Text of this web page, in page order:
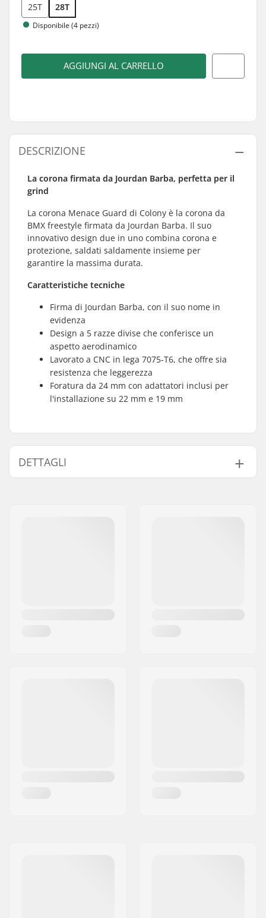
25T 28T
Disponibile (4 pezzi)
AGGIUNGI AL CARRELLO
DESCRIZIONE
La corona firmata da Jourdan Barba, perfetta per il
grind
La corona Menace Guard di Colony è la corona da
BMX freestyle firmata da Jourdan Barba. Il suo
innovativo design due in uno combina corona e
protezione, saldati saldamente insieme per
garantire la massima durata.
Caratteristiche tecniche
Firma di Jourdan Barba, con il suo nome in
evidenza
Design a 5 razze divise che conferisce un
aspetto aerodinamico
Lavorato a CNC in lega 7075-T6, che offre sia
resistenza che leggerezza
Foratura da 24 mm con adattatori inclusi per
l'installazione su 22 mm e 19 mm
DETTAGLI